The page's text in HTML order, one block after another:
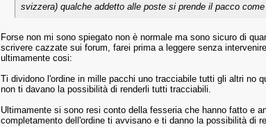
svizzera) qualche addetto alle poste si prende il pacco
Forse non mi sono spiegato non è normale ma sono sicuro di
scrivere cazzate sui forum, farei prima a leggere senza
ultimamente cosi:
Ti dividono l'ordine in mille pacchi uno tracciabile tutti gli altri no
non ti davano la possibilità di renderli tutti tracciabili.
Ultimamente si sono resi conto della fesseria che hanno fatto e
completamento dell'ordine ti avvisano e ti danno la possibilità di